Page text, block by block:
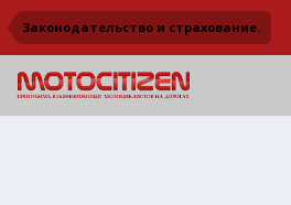
Законодательство и страхование.